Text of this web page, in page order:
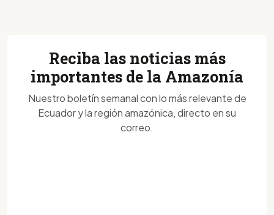
Reciba las noticias más
importantes de la Amazonía
Nuestro boletín semanal con lo más relevante de
Ecuador y la región amazónica, directo en su
correo.